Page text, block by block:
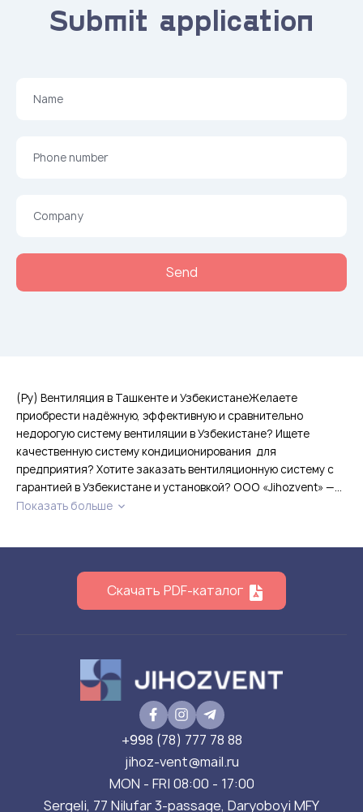
Submit application
(Ру) Вентиляция в Ташкенте и УзбекистанеЖелаете
приобрести надёжную, эффективную и сравнительно
недорогую систему вентиляции в Узбекистане? Ищете
качественную систему кондиционирования для
предприятия? Хотите заказать вентиляционную систему с
гарантией в Узбекистане и установкой? ООО «Jihozvent» —...
Показать больше
Скачать PDF-каталог
+998 (78) 777 78 88
jihoz-vent@mail.ru
MON - FRI 08:00 - 17:00
Sergeli, 77 Nilufar 3-passage, Daryoboyi MFY